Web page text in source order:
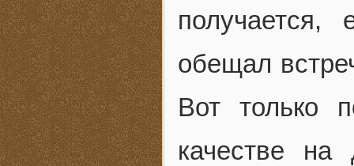
обещал
Вот только
качестве